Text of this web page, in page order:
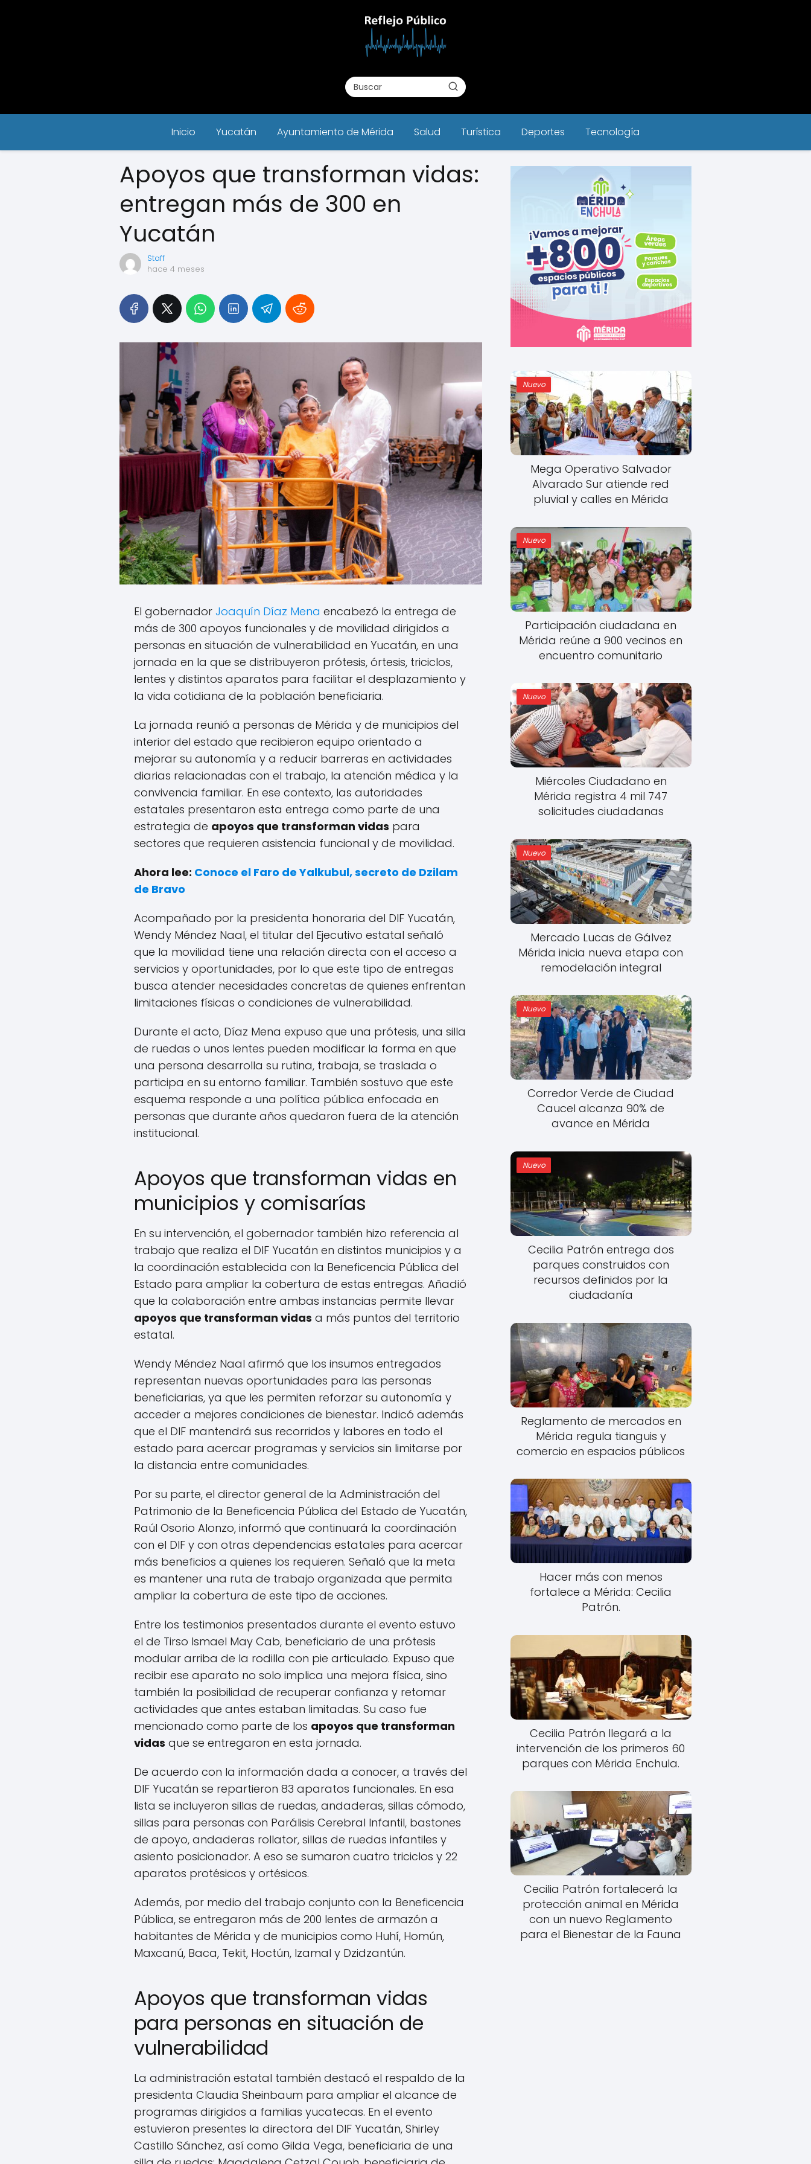
Inicio Yucatán Ayuntamiento de Mérida Salud Turística Deportes Tecnología
Apoyos que transforman vidas:
entregan más de 300 en
Yucatán
Staff
hace 4 meses
El gobernador Joaquín Díaz Mena encabezó la entrega de
más de 300 apoyos funcionales y de movilidad dirigidos a
personas en situación de vulnerabilidad en Yucatán, en una
jornada en la que se distribuyeron prótesis, órtesis, triciclos,
lentes y distintos aparatos para facilitar el desplazamiento y
la vida cotidiana de la población beneficiaria.
La jornada reunió a personas de Mérida y de municipios del
interior del estado que recibieron equipo orientado a
mejorar su autonomía y a reducir barreras en actividades
diarias relacionadas con el trabajo, la atención médica y la
convivencia familiar. En ese contexto, las autoridades
estatales presentaron esta entrega como parte de una
estrategia de apoyos que transforman vidas para
sectores que requieren asistencia funcional y de movilidad.
Ahora lee: Conoce el Faro de Yalkubul, secreto de Dzilam
de Bravo
Acompañado por la presidenta honoraria del DIF Yucatán,
Wendy Méndez Naal, el titular del Ejecutivo estatal señaló
que la movilidad tiene una relación directa con el acceso a
servicios y oportunidades, por lo que este tipo de entregas
busca atender necesidades concretas de quienes enfrentan
limitaciones físicas o condiciones de vulnerabilidad.
Durante el acto, Díaz Mena expuso que una prótesis, una silla
de ruedas o unos lentes pueden modificar la forma en que
una persona desarrolla su rutina, trabaja, se traslada o
participa en su entorno familiar. También sostuvo que este
esquema responde a una política pública enfocada en
personas que durante años quedaron fuera de la atención
institucional.
Apoyos que transforman vidas en
municipios y comisarías
En su intervención, el gobernador también hizo referencia al
trabajo que realiza el DIF Yucatán en distintos municipios y a
la coordinación establecida con la Beneficencia Pública del
Estado para ampliar la cobertura de estas entregas. Añadió
que la colaboración entre ambas instancias permite llevar
apoyos que transforman vidas a más puntos del territorio
estatal.
Wendy Méndez Naal afirmó que los insumos entregados
representan nuevas oportunidades para las personas
beneficiarias, ya que les permiten reforzar su autonomía y
acceder a mejores condiciones de bienestar. Indicó además
que el DIF mantendrá sus recorridos y labores en todo el
estado para acercar programas y servicios sin limitarse por
la distancia entre comunidades.
Por su parte, el director general de la Administración del
Patrimonio de la Beneficencia Pública del Estado de Yucatán,
Raúl Osorio Alonzo, informó que continuará la coordinación
con el DIF y con otras dependencias estatales para acercar
más beneficios a quienes los requieren. Señaló que la meta
es mantener una ruta de trabajo organizada que permita
ampliar la cobertura de este tipo de acciones.
Entre los testimonios presentados durante el evento estuvo
el de Tirso Ismael May Cab, beneficiario de una prótesis
modular arriba de la rodilla con pie articulado. Expuso que
recibir ese aparato no solo implica una mejora física, sino
también la posibilidad de recuperar confianza y retomar
actividades que antes estaban limitadas. Su caso fue
mencionado como parte de los apoyos que transforman
vidas que se entregaron en esta jornada.
De acuerdo con la información dada a conocer, a través del
DIF Yucatán se repartieron 83 aparatos funcionales. En esa
lista se incluyeron sillas de ruedas, andaderas, sillas cómodo,
sillas para personas con Parálisis Cerebral Infantil, bastones
de apoyo, andaderas rollator, sillas de ruedas infantiles y
asiento posicionador. A eso se sumaron cuatro triciclos y 22
aparatos protésicos y ortésicos.
Además, por medio del trabajo conjunto con la Beneficencia
Pública, se entregaron más de 200 lentes de armazón a
habitantes de Mérida y de municipios como Huhí, Homún,
Maxcanú, Baca, Tekit, Hoctún, Izamal y Dzidzantún.
Apoyos que transforman vidas
para personas en situación de
vulnerabilidad
La administración estatal también destacó el respaldo de la
presidenta Claudia Sheinbaum para ampliar el alcance de
programas dirigidos a familias yucatecas. En el evento
estuvieron presentes la directora del DIF Yucatán, Shirley
Castillo Sánchez, así como Gilda Vega, beneficiaria de una
Nuevo
Mega Operativo Salvador
Alvarado Sur atiende red
pluvial y calles en Mérida
Nuevo
Participación ciudadana en
Mérida reúne a 900 vecinos en
encuentro comunitario
Nuevo
Miércoles Ciudadano en
Mérida registra 4 mil 747
solicitudes ciudadanas
Nuevo
Mercado Lucas de Gálvez
Mérida inicia nueva etapa con
remodelación integral
Nuevo
Corredor Verde de Ciudad
Caucel alcanza 90% de
avance en Mérida
Nuevo
Cecilia Patrón entrega dos
parques construidos con
recursos definidos por la
ciudadanía
Reglamento de mercados en
Mérida regula tianguis y
comercio en espacios públicos
Hacer más con menos
fortalece a Mérida: Cecilia
Patrón.
Cecilia Patrón llegará a la
intervención de los primeros 60
parques con Mérida Enchula.
Cecilia Patrón fortalecerá la
protección animal en Mérida
con un nuevo Reglamento
para el Bienestar de la Fauna